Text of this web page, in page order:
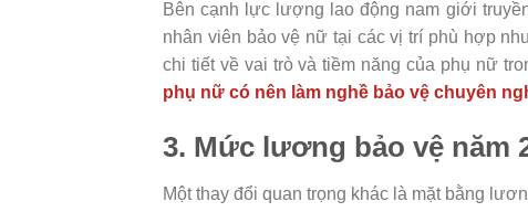
Bên cạnh lực lượng lao động nam giới
nhân viên bảo vệ nữ tại các vị trí phù hợp
chi tiết về vai trò và tiềm năng của phụ nữ
phụ nữ có nên làm nghề bảo vệ chuyên
3. Mức lương bảo vệ năm
Một thay đổi quan trọng khác là mặt bằng